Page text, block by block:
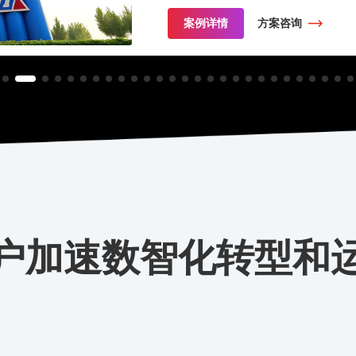
案例详情 方案咨询
加速数智化转型和